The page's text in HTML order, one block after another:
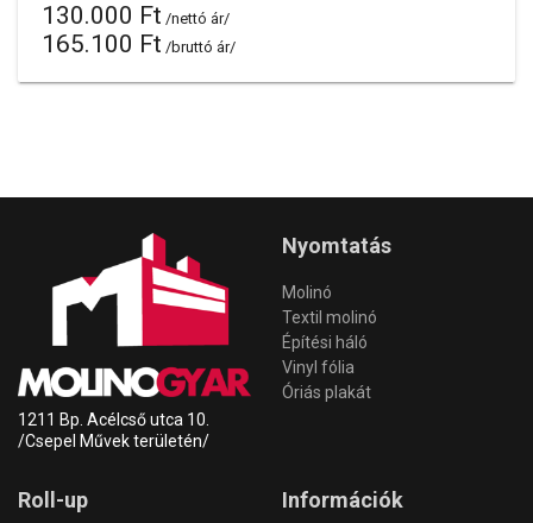
130.000 Ft /nettó ár/
165.100 Ft /bruttó ár/
1211 Bp. Acélcső utca 10.
/Csepel Művek területén/
Nyomtatás
Molinó
Textil molinó
Építési háló
Vinyl fólia
Óriás plakát
Roll-up Információk